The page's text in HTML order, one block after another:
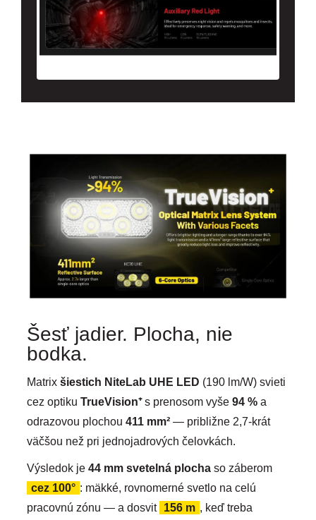
Šesť jadier. Plocha, nie
bodka.
Matrix šiestich NiteLab UHE LED (190 lm/W) svieti
cez optiku TrueVision⁺s prenosom vyše 94 % a
odrazovou plochou 411 mm² — približne 2,7-krát
väčšou než pri jednojadrových čelovkách.
Výsledok je 44 mm svetelná plocha so záberom
cez 100° : mäkké, rovnomerné svetlo na celú
pracovnú zónu — a dosvit 156 m , keď treba